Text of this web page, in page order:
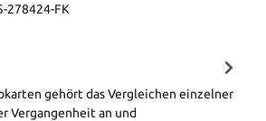
278424-FK
gehört das Vergleichen einzelner
Vergangenheit an und